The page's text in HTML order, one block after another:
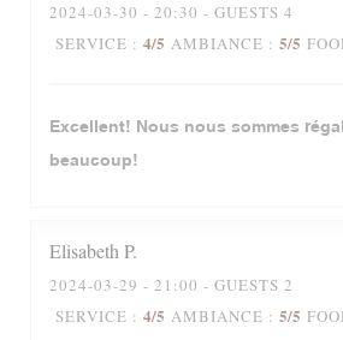
2024-03-30 - 20:30 - GUESTS 4
SERVICE : 4/5 AMBIANCE : 5/5
Excellent! Nous nous sommes
beaucoup!
ElisabethP
2024-03-29 - 21:00 - GUESTS 2
SERVICE : 4/5 AMBIANCE : 5/5